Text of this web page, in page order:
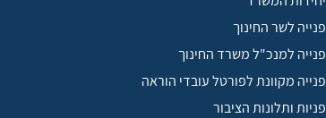
פנייה לשר החינוך
פנייה למנכ"ל משרד החינוך
פנייה מקוונת לפורטל עובדי הוראה
פניות ותלונות הציבור